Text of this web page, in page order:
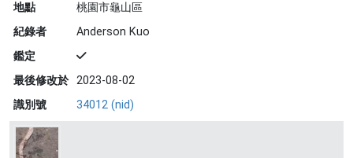
地點
桃園市龜山區
紀錄者
Anderson Kuo
鑑定
最後修改於 2023-08-02
識別號
34012 (nid)